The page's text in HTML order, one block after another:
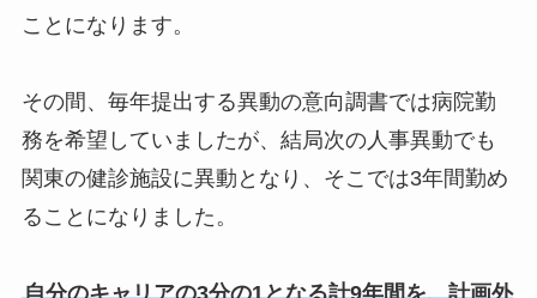
ことになります。
その間、毎年提出する異動の意向調書では病院勤
務を希望していましたが、結局次の人事異動でも
関東の健診施設に異動となり、そこでは3年間勤め
ることになりました。
自分のキャリアの3分の1となる計9年間を、計画外